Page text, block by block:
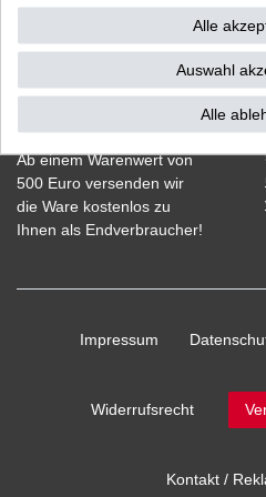
Ab einem Warenwert von
500 Euro versenden wir
die Ware kostenlos zu
Ihnen als Endverbraucher!
Impressum
Widerrufs­recht
Kontakt /
Alle
Auswahl
Alle